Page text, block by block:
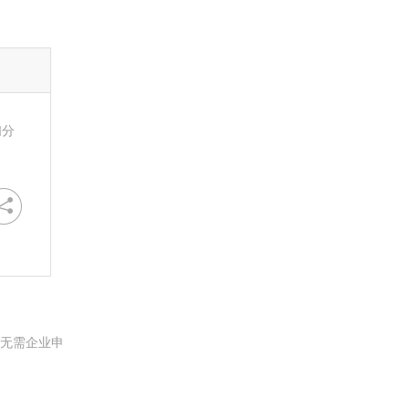
需企业申